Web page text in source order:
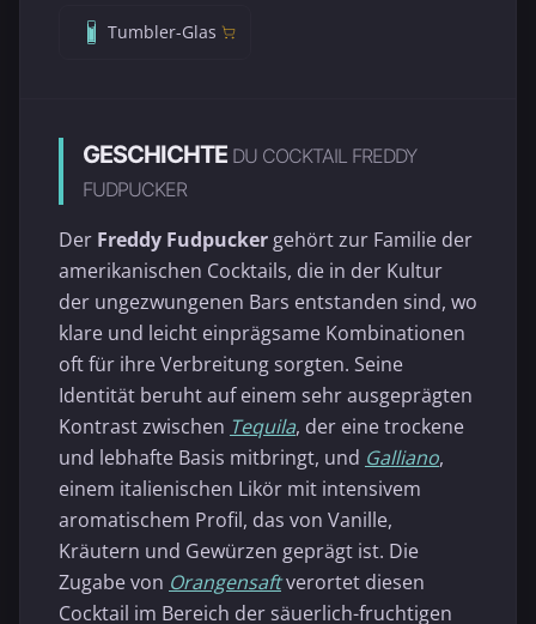
Tumbler-Glas
GESCHICHTE DU COCKTAIL FREDDY
FUDPUCKER
Der Freddy Fudpucker gehört zur Familie der
amerikanischen Cocktails, die in der Kultur
der ungezwungenen Bars entstanden sind, wo
klare und leicht einprägsame Kombinationen
oft für ihre Verbreitung sorgten. Seine
Identität beruht auf einem sehr ausgeprägten
Kontrast zwischen Tequila, der eine trockene
und lebhafte Basis mitbringt, und Galliano,
einem italienischen Likör mit intensivem
aromatischem Profil, das von Vanille,
Kräutern und Gewürzen geprägt ist. Die
Zugabe von Orangensaftverortet diesen
Cocktail im Bereich der säuerlich-fruchtigen